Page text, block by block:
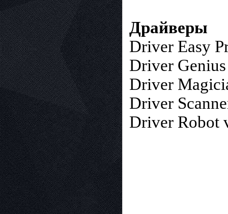
Драйверы
Driver Easy
Driver
Driver
Driver
Driver Robot